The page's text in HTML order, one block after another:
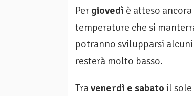
Per giovedì è atteso
temperature che si
potranno svilupparsi
resterà molto basso.
Tra venerdì e sabato il